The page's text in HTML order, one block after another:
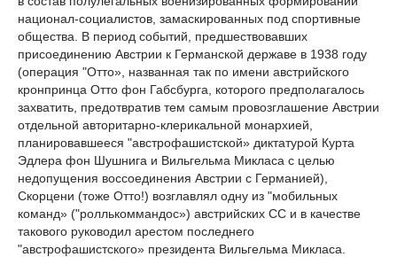
национал-социалистов, замаскированных под спортивные
общества. В период событий, предшествовавших
присоединению Австрии к Германской державе в 1938 году
(операция "Отто», названная так по имени австрийского
кронпринца Отто фон Габсбурга, которого предполагалось
захватить, предотвратив тем самым провозглашение Австрии
отдельной авторитарно-клерикальной монархией,
планировавшееся "австрофашистской» диктатурой Курта
Эдлера фон Шушнига и Вильгельма Микласа с целью
недопущения воссоединения Австрии с Германией),
Скорцени (тоже Отто!) возглавлял одну из "мобильных
команд» ("роллькоммандос») австрийских СС и в качестве
такового руководил арестом последнего
"австрофашистского» президента Вильгельма Микласа.